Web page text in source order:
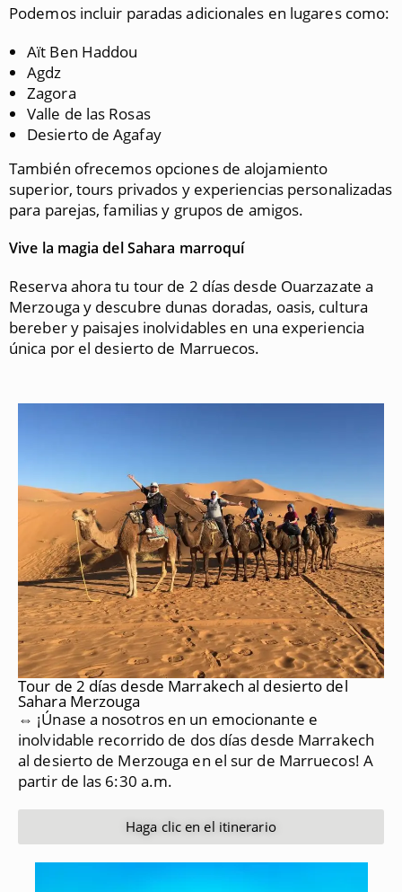
Podemos incluir paradas adicionales en lugares como:
Aït Ben Haddou
Agdz
Zagora
Valle de las Rosas
Desierto de Agafay
También ofrecemos opciones de alojamiento
superior, tours privados y experiencias personalizadas
para parejas, familias y grupos de amigos.
Vive la magia del Sahara marroquí
Reserva ahora tu tour de 2 días desde Ouarzazate a
Merzouga y descubre dunas doradas, oasis, cultura
bereber y paisajes inolvidables en una experiencia
única por el desierto de Marruecos.
Tour de 2 días desde Marrakech al desierto del
Sahara Merzouga
⇔ ¡Únase a nosotros en un emocionante e
inolvidable recorrido de dos días desde Marrakech
al desierto de Merzouga en el sur de Marruecos! A
partir de las 6:30 a.m.
Haga clic en el itinerario